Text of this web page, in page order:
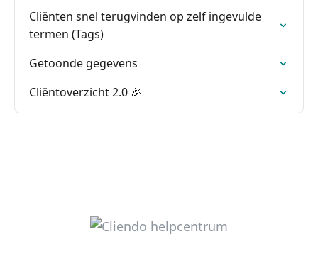
Cliënten snel terugvinden op zelf ingevulde
termen (Tags)
Getoonde gegevens
Cliëntoverzicht 2.0 🎉